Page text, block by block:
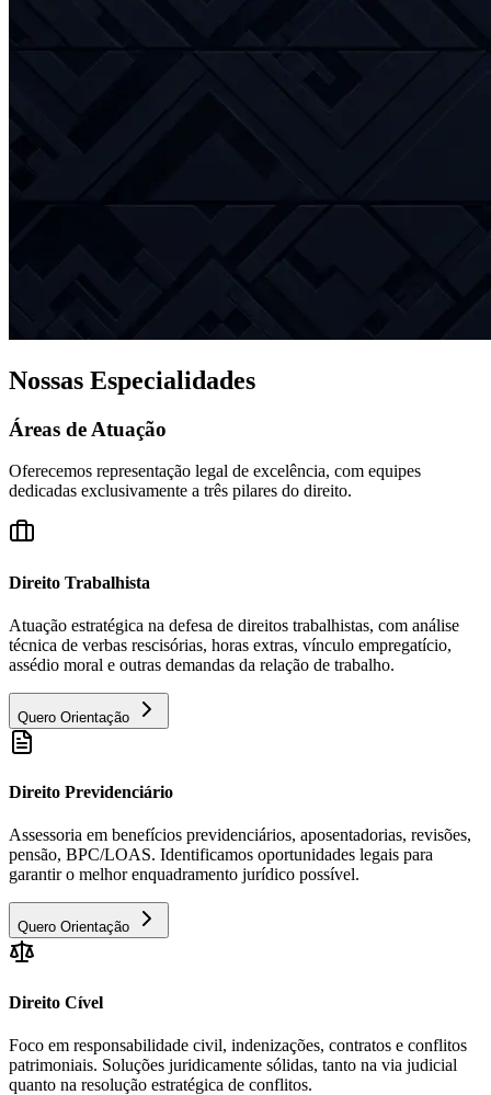
Nossas Especialidades
Áreas de Atuação
Oferecemos representação legal de excelência, com equipes
dedicadas exclusivamente a três pilares do direito.
Direito Trabalhista
Atuação estratégica na defesa de direitos trabalhistas, com análise
técnica de verbas rescisórias, horas extras, vínculo empregatício,
assédio moral e outras demandas da relação de trabalho.
Quero Orientação
Direito Previdenciário
Assessoria em benefícios previdenciários, aposentadorias, revisões,
pensão, BPC/LOAS. Identificamos oportunidades legais para
garantir o melhor enquadramento jurídico possível.
Quero Orientação
Direito Cível
Foco em responsabilidade civil, indenizações, contratos e conflitos
patrimoniais. Soluções juridicamente sólidas, tanto na via judicial
quanto na resolução estratégica de conflitos.